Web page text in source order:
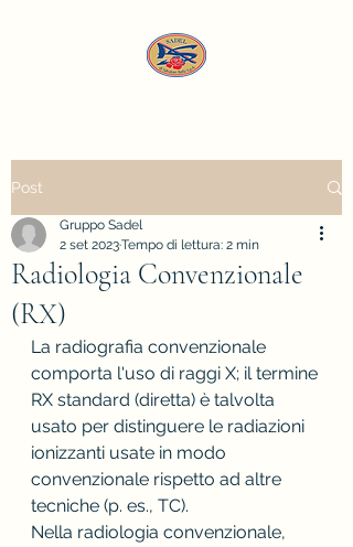
Post
Radiologia Convenzionale
(RX)
Gruppo Sadel
2 set 2023Tempo di lettura: 2 min
La radiografia convenzionale
comporta l'uso di raggi X; il termine
RX standard (diretta) è talvolta
usato per distinguere le radiazioni
ionizzanti usate in modo
convenzionale rispetto ad altre
tecniche (p. es., TC).
Nella radiologia convenzionale,